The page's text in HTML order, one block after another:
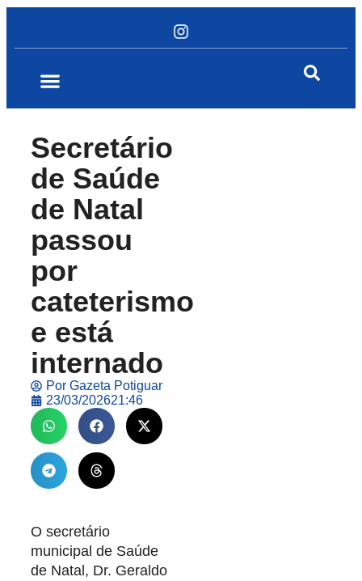
Secretário
de Saúde
de Natal
passou
por
cateterismo
e está
internado
Por Gazeta Potiguar
23/03/202621:46
O secretário
municipal de Saúde
de Natal, Dr. Geraldo